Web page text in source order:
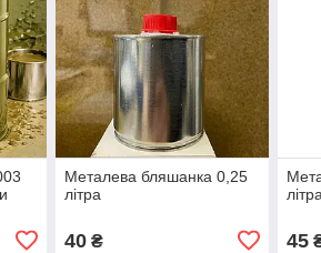
Металева бляшанка 0,25
літра
40₴ 45